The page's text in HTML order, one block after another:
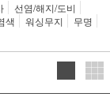
선염/해지/도비
색 워싱무지
무명